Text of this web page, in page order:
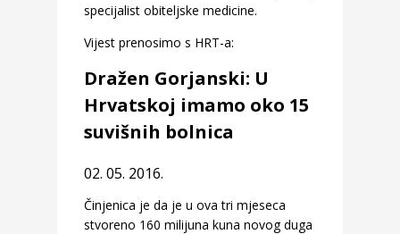
specijalist obiteljske medicine.
Vijest prenosimo s HRT-a:
Dražen Gorjanski: U
Hrvatskoj imamo oko 15
suvišnih bolnica
02. 05. 2016.
Činjenica je da je u ova tri mjeseca
stvoreno 160 milijuna kuna novog duga